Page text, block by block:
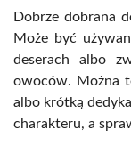
Dobrze dobrana
Może być
deserach albo
owoców. Można
albo krótką
charakteru, a